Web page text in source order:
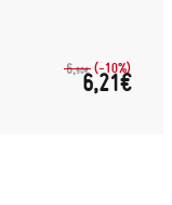
6,90€ (-10%)
6,21€